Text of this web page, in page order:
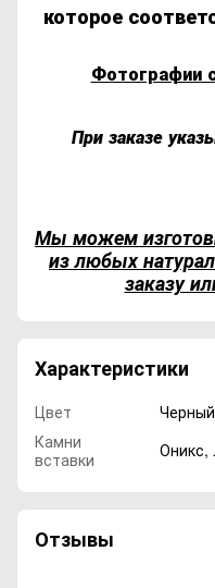
которое
Фотографии
При заказе
Мы можем
из любых
заказу
Характеристики
Цвет
Черный
Камни
вставки
Оникс,
Отзывы